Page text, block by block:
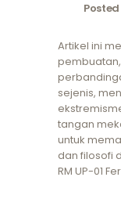
Artikel ini
sejenis,
tangan
untuk
dan filosofi
RM UP-01